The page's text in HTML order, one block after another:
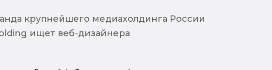
крупнейшего медиахолдинга России
ищет веб-дизайнера